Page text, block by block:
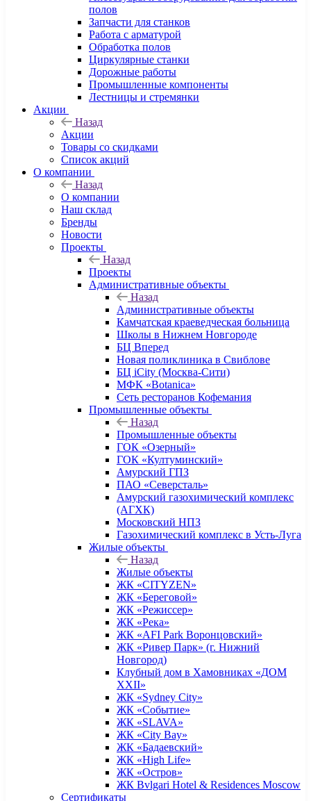
полов
Запчасти для станков
Работа с арматурой
Обработка полов
Циркулярные станки
Дорожные работы
Промышленные компоненты
Лестницы и стремянки
Акции
Назад
Акции
Товары со скидками
Список акций
О компании
Назад
О компании
Наш склад
Бренды
Новости
Проекты
Назад
Проекты
Административные объекты
Назад
Административные объекты
Камчатская краеведческая больница
Школы в Нижнем Новгороде
БЦ Вперед
Новая поликлиника в Свиблове
БЦ iCity (Москва-Сити)
МФК «Botanica»
Сеть ресторанов Кофемания
Промышленные объекты
Назад
Промышленные объекты
ГОК «Озерный»
ГОК «Култуминский»
Амурский ГПЗ
ПАО «Северсталь»
Амурский газохимический комплекс
(АГХК)
Московский НПЗ
Газохимический комплекс в Усть-Луга
Жилые объекты
Назад
Жилые объекты
ЖК «CITYZEN»
ЖК «Береговой»
ЖК «Режиссер»
ЖК «Река»
ЖК «AFI Park Воронцовский»
ЖК «Ривер Парк» (г. Нижний
Новгород)
Клубный дом в Хамовниках «ДОМ
XXII»
ЖК «Sydney City»
ЖК «Событие»
ЖК «SLAVA»
ЖК «City Bay»
ЖК «Бадаевский»
ЖК «High Life»
ЖК «Остров»
ЖК Bvlgari Hotel & Residences Moscow
Сертификаты